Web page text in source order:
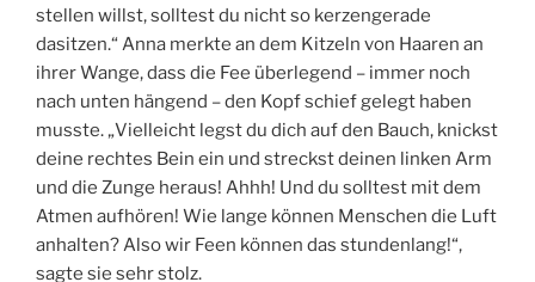
stellen willst, solltest du nicht so kerzengerade
dasitzen.“ Anna merkte an dem Kitzeln von Haaren an
ihrer Wange, dass die Fee überlegend – immer noch
nach unten hängend – den Kopf schief gelegt haben
musste. „Vielleicht legst du dich auf den Bauch, knickst
deine rechtes Bein ein und streckst deinen linken Arm
und die Zunge heraus! Ahhh! Und du solltest mit dem
Atmen aufhören! Wie lange können Menschen die Luft
anhalten? Also wir Feen können das stundenlang!“,
sagte sie sehr stolz.